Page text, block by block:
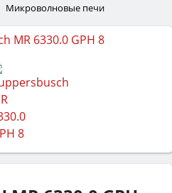
Микроволновые печи